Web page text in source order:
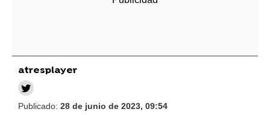
atresplayer
Publicado: 28 de junio de 2023, 09:54